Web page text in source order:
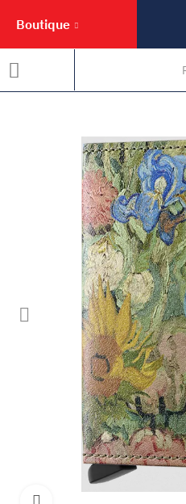
Boutique